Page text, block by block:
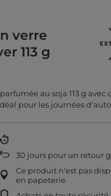
verre
113 g
au soja 113 g avec
pour les journées
30 jours pour un retour
Ce produit n'est pas
en papeterie